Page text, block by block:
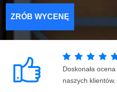
ZRÓB WYCENĘ
Doskonała
naszych klientów.